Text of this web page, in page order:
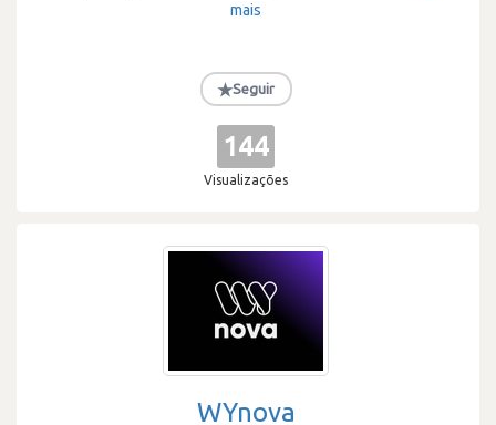
mais
★Seguir
144
Visualizações
WYnova